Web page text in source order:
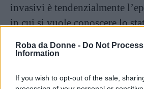
Roba da Donne - Do Not
Information
If you wish to opt-out of the sale,
invasivi è tendenzialmente
in cui si vuole conoscere lo
precocemente, ovvero dalla 10
a
tra l’11ae la 13asettimana, si